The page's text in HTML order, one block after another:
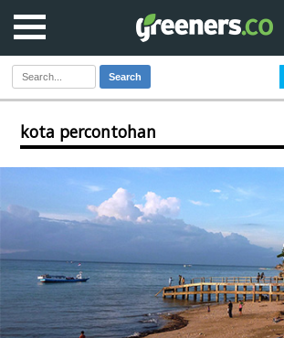
Search
kota percontohan